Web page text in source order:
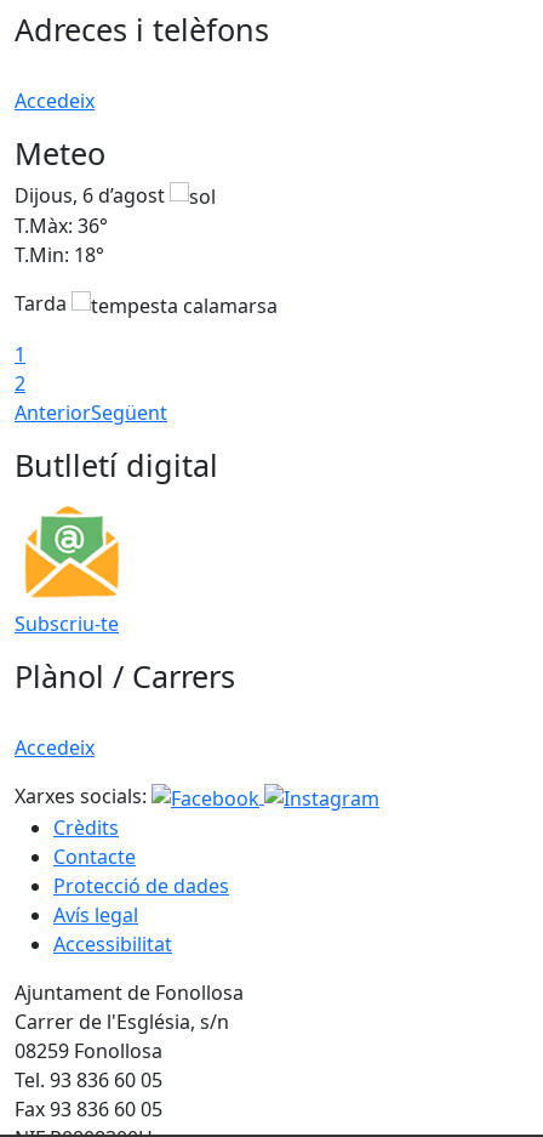
Adreces i telèfons
Accedeix
Meteo
Dijous, 6 d’agost
T.Màx: 36°
T.Min: 18°
Tarda
1
2
AnteriorSegüent
Butlletí digital
Subscriu-te
Plànol / Carrers
Accedeix
Xarxes socials:
Crèdits
Contacte
Protecció de dades
Avís legal
Accessibilitat
Ajuntament de Fonollosa
Carrer de l'Església, s/n
08259 Fonollosa
Tel. 93 836 60 05
Fax 93 836 60 05